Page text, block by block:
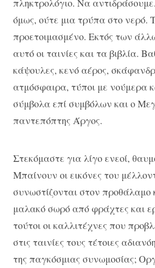
πληκτρολόγιο. Να
όμως, ούτε μια τρύπα στο νερό.
προετοιμασμένο. Εκτός των
αυτό οι ταινίες και τα βιβλία.
κάψουλες, κενό αέρος,
ατμόσφαιρα, τύποι με νούμερα
σύμβολα επί συμβόλων και ο
παντεπόπτης Άργος.
Στεκόμαστε για λίγο ενεοί,
Μπαίνουν οι εικόνες του
συνωστίζονται στον
μαλακό σωρό από φράχτες και
τούτοι οι καλλιτέχνες που
στις ταινίες τους τέτοιες
της παγκόσμιας συνωμοσίας;